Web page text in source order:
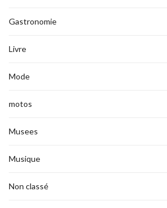
Gastronomie
Livre
Mode
motos
Musees
Musique
Non classé